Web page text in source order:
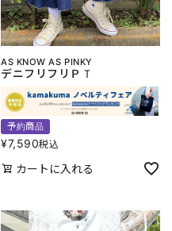
AS KNOW AS PINKY
デニフリフリＰＴ
予約商品
¥7,590税込
カートに入れる